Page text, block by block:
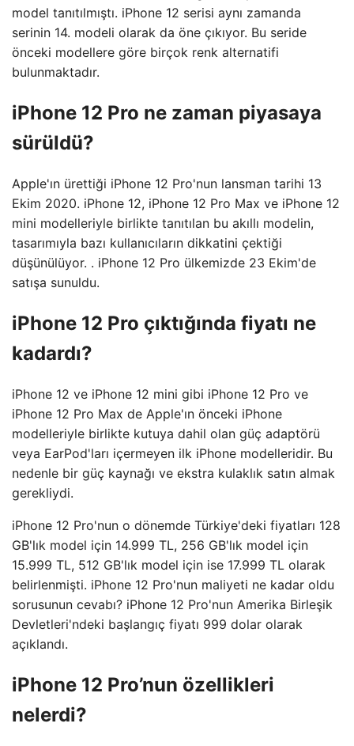
model tanıtılmıştı. iPhone 12 serisi aynı zamanda
serinin 14. modeli olarak da öne çıkıyor. Bu seride
önceki modellere göre birçok renk alternatifi
bulunmaktadır.
iPhone 12 Pro ne zaman piyasaya
sürüldü?
Apple'ın ürettiği iPhone 12 Pro'nun lansman tarihi 13
Ekim 2020. iPhone 12, iPhone 12 Pro Max ve iPhone 12
mini modelleriyle birlikte tanıtılan bu akıllı modelin,
tasarımıyla bazı kullanıcıların dikkatini çektiği
düşünülüyor. . iPhone 12 Pro ülkemizde 23 Ekim'de
satışa sunuldu.
iPhone 12 Pro çıktığında fiyatı ne
kadardı?
iPhone 12 ve iPhone 12 mini gibi iPhone 12 Pro ve
iPhone 12 Pro Max de Apple'ın önceki iPhone
modelleriyle birlikte kutuya dahil olan güç adaptörü
veya EarPod'ları içermeyen ilk iPhone modelleridir. Bu
nedenle bir güç kaynağı ve ekstra kulaklık satın almak
gerekliydi.
iPhone 12 Pro'nun o dönemde Türkiye'deki fiyatları 128
GB'lık model için 14.999 TL, 256 GB'lık model için
15.999 TL, 512 GB'lık model için ise 17.999 TL olarak
belirlenmişti. iPhone 12 Pro'nun maliyeti ne kadar oldu
sorusunun cevabı? iPhone 12 Pro'nun Amerika Birleşik
Devletleri'ndeki başlangıç ​​fiyatı 999 dolar olarak
açıklandı.
iPhone 12 Pro’nun özellikleri
nelerdi?